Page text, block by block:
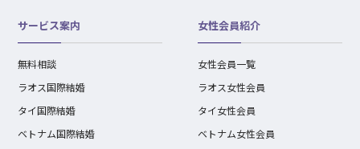
サービス案内
無料相談
ラオス国際結婚
タイ国際結婚
ベトナム国際結婚
女性会員紹介
女性会員一覧
ラオス女性会員
タイ女性会員
ベトナム女性会員